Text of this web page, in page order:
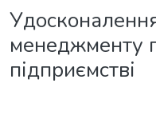
менеджменту
підприємстві